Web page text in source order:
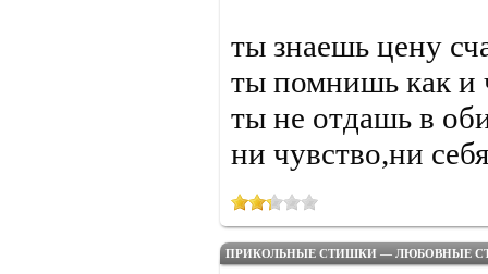
ты знаешь цену
ты помнишь как и
ты не отдашь в
ни чувство,ни
ПРИКОЛЬНЫЕ СТИШКИ — ЛЮБОВНЫЕ